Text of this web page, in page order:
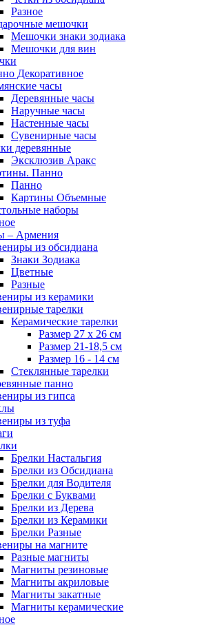
Разное
мешочки
Мешочки знаки зодиака
Мешочки для вин
Декоративное
часы
Деревянные часы
Наручные часы
Настенные часы
Сувенирные часы
деревянные
Эксклюзив Аракс
Панно
Панно
Картины Объемные
наборы
– Армения
из обсидиана
Знаки Зодиака
Цветные
Разные
из керамики
тарелки
Керамические тарелки
Размер 27 х 26 см
Размер 21-18,5 см
Размер 16 - 14 см
Стеклянные тарелки
панно
из гипса
из туфа
Брелки Настальгия
Брелки из Обсидиана
Брелки для Водителя
Брелки с Буквами
Брелки из Дерева
Брелки из Керамики
Брелки Разные
на магните
Разные магниты
Магниты резиновые
Магниты акриловые
Магниты закатные
Магниты керамические